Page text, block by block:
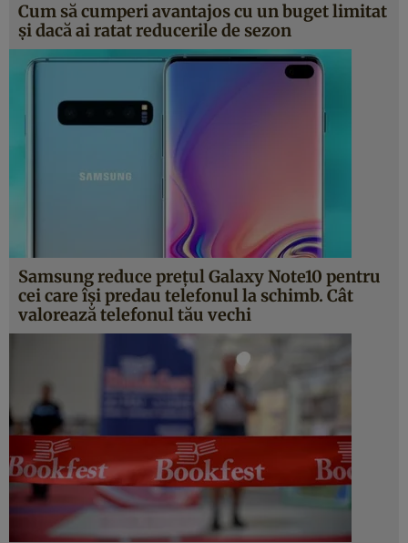
Cum să cumperi avantajos cu un buget limitat
și dacă ai ratat reducerile de sezon
Samsung reduce preţul Galaxy Note10 pentru
cei care îşi predau telefonul la schimb. Cât
valorează telefonul tău vechi